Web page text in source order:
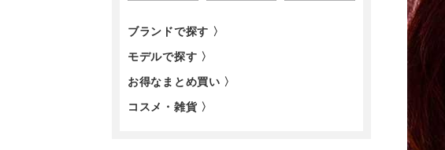
ブランドで探す 〉
モデルで探す 〉
お得なまとめ買い 〉
コスメ・雑貨 〉